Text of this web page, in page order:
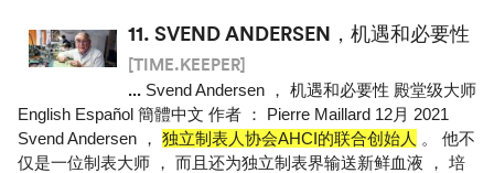
11. SVEND ANDERSEN，机遇和必要性
[TIME.KEEPER]
... Svend Andersen ， 机遇和必要性 殿堂级大师
English Español 簡體中文 作者 ： Pierre Maillard 12月 2021
Svend Andersen ， 独立制表人协会AHCI的联合创始人 。 他不
仅是一位制表大师 ， 而且还为独立制表界输送新鲜血液 ， 培